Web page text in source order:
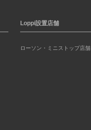
Loppi設置店舗
ローソン・ミニストップ店舗